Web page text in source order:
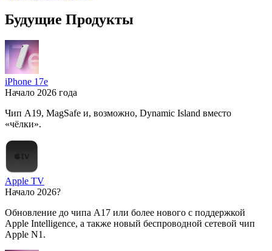
Будущие Продукты
iPhone 17e
Начало 2026 года
Чип A19, MagSafe и, возможно, Dynamic Island вместо
«чёлки».
Apple TV
Начало 2026?
Обновление до чипа A17 или более нового с поддержкой
Apple Intelligence, а также новый беспроводной сетевой чип
Apple N1.